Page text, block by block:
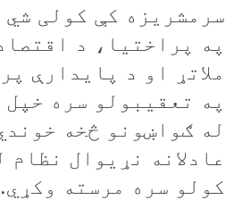
سرمشريزه کې کولی
په پراختيا، د
ملاتړ او د پايدارې
په تعقيبولو سره خپل
له ګواښونو څخه
عادلانه نړيوال نظام
کولو سره مرسته وکړي.